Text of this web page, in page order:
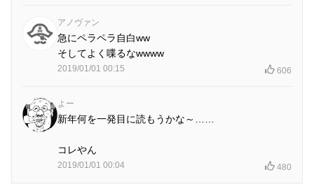
アノヴァン
急にペラペラ自白ww
そしてよく喋るなwwww
2019/01/01 00:15 606
よー
新年何を一発目に読もうかな～……
コレやん
2019/01/01 00:04 480